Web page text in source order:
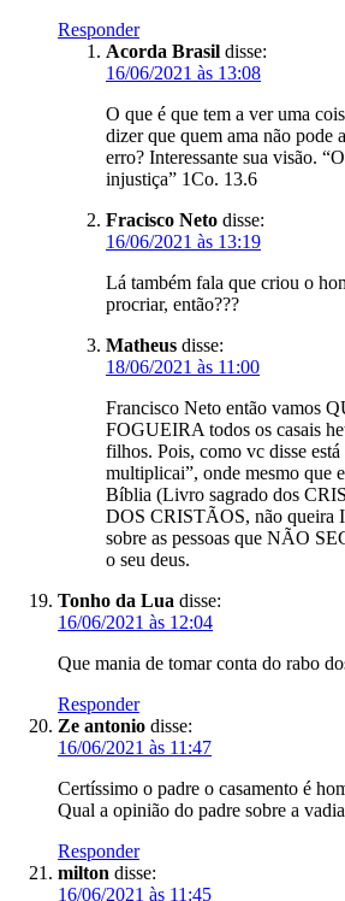
Responder
Acorda Brasil disse:
16/06/2021 às 13:08
O que é que tem a ver uma
dizer que quem ama não pode
erro? Interessante sua visão.
injustiça” 1Co. 13.6
Fracisco Neto disse:
16/06/2021 às 13:19
Lá também fala que criou o
procriar, então???
Matheus disse:
18/06/2021 às 11:00
Francisco Neto então vamos
FOGUEIRA todos os casais
filhos. Pois, como vc disse está
multiplicai”, onde mesmo que
Bíblia (Livro sagrado dos
DOS CRISTÃOS, não queira
sobre as pessoas que NÃO
o seu deus.
Tonho da Lua disse:
16/06/2021 às 12:04
Que mania de tomar conta do rabo
Responder
Ze antonio disse:
16/06/2021 às 11:47
Certíssimo o padre o casamento é
Qual a opinião do padre sobre a
Responder
milton disse:
16/06/2021 às 11:45